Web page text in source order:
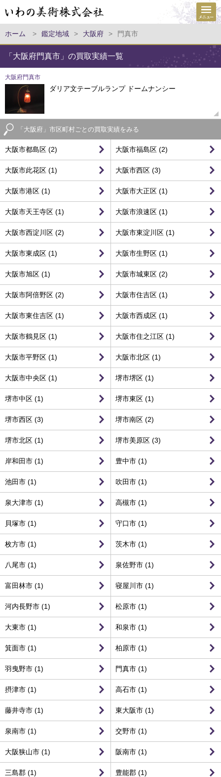
ホーム > 鑑定地域 > 大阪府 > 門真市
「大阪府門真市」の買取実績一覧
大阪府門真市
ダリア文テーブルランプ ドームナンシー
「大阪府」市区町村ごとの買取実績をみる
大阪市都島区 (2) 大阪市福島区 (2)
大阪市此花区 (1) 大阪市西区 (3)
大阪市港区 (1) 大阪市大正区 (1)
大阪市天王寺区 (1) 大阪市浪速区 (1)
大阪市西淀川区 (2) 大阪市東淀川区 (1)
大阪市東成区 (1) 大阪市生野区 (1)
大阪市旭区 (1) 大阪市城東区 (2)
大阪市阿倍野区 (2) 大阪市住吉区 (1)
大阪市東住吉区 (1) 大阪市西成区 (1)
大阪市鶴見区 (1) 大阪市住之江区 (1)
大阪市平野区 (1) 大阪市北区 (1)
大阪市中央区 (1) 堺市堺区 (1)
堺市中区 (1) 堺市東区 (1)
堺市西区 (3) 堺市南区 (2)
堺市北区 (1) 堺市美原区 (3)
岸和田市 (1) 豊中市 (1)
池田市 (1) 吹田市 (1)
泉大津市 (1) 高槻市 (1)
貝塚市 (1) 守口市 (1)
枚方市 (1) 茨木市 (1)
八尾市 (1) 泉佐野市 (1)
富田林市 (1) 寝屋川市 (1)
河内長野市 (1) 松原市 (1)
大東市 (1) 和泉市 (1)
箕面市 (1) 柏原市 (1)
羽曳野市 (1) 門真市 (1)
摂津市 (1) 高石市 (1)
藤井寺市 (1) 東大阪市 (1)
泉南市 (1) 交野市 (1)
大阪狭山市 (1) 阪南市 (1)
三島郡 (1) 豊能郡 (1)